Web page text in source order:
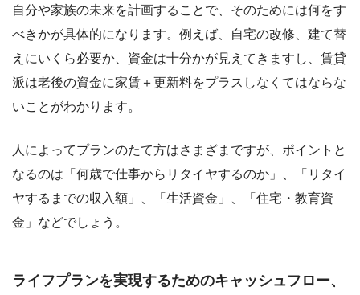
自分や家族の未来を計画することで、そのためには何をす
べきかが具体的になります。例えば、自宅の改修、建て替
えにいくら必要か、資金は十分かが見えてきますし、賃貸
派は老後の資金に家賃＋更新料をプラスしなくてはならな
いことがわかります。
人によってプランのたて方はさまざまですが、ポイントと
なるのは「何歳で仕事からリタイヤするのか」、「リタイ
ヤするまでの収入額」、「生活資金」、「住宅・教育資
金」などでしょう。
ライフプランを実現するためのキャッシュフロー、